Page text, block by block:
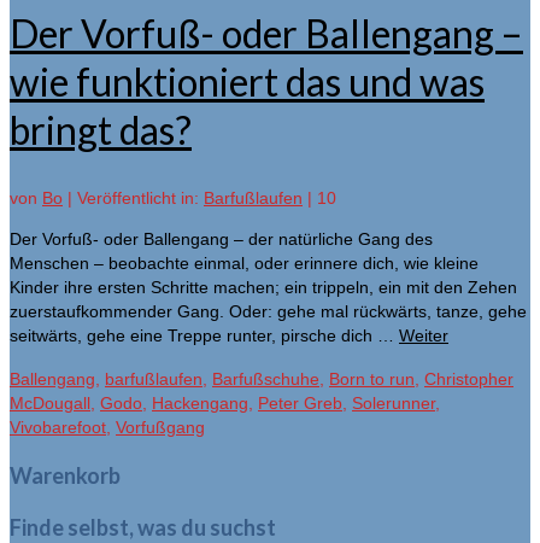
Der Vorfuß- oder Ballengang –
wie funktioniert das und was
bringt das?
von Bo | Veröffentlicht in: Barfußlaufen | 10
Der Vorfuß- oder Ballengang – der natürliche Gang des
Menschen – beobachte einmal, oder erinnere dich, wie kleine
Kinder ihre ersten Schritte machen; ein trippeln, ein mit den Zehen
zuerstaufkommender Gang. Oder: gehe mal rückwärts, tanze, gehe
seitwärts, gehe eine Treppe runter, pirsche dich … Weiter
Ballengang barfußlaufen Barfußschuhe Born to run Christopher
McDougall Godo Hackengang Peter Greb Solerunner,
Vivobarefoot Vorfußgang
Warenkorb
Finde selbst, was du suchst